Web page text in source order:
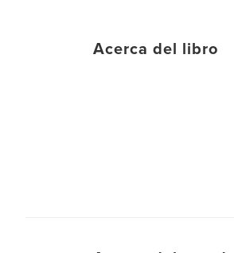
Acerca del libro